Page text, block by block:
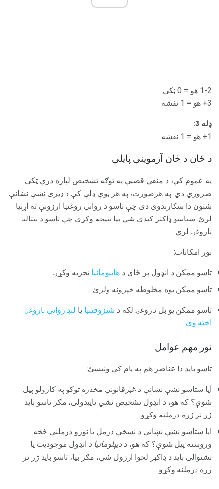
1-2 هو = 0 ټکي
3+ هو = 1 نقشه
ډله 3:
1+ هو = 1 نقشه
د ځان د ځان آزموینې پایلې
په عموم کې، د منفي قضیې په توګه تشخیص لپاره درې ټکي
ضروري دي. په هرصورت، په هر یوې ډلې کې د ډیری نښې نښانې
شتون دا ښکارندوی دی چې تاسو د رواني روغتیا ارزونې ته اړتیا
لرئ. ستاسو ډاکتر کیدی شي بیا نتیجه وکړي چې تاسو د بیتالیا
ناروغۍ لري.
نور امکانات:
تاسو ممکن د انډول پر ځای د هایپومانیا تجربه وکړۍ.
تاسو ممکن یوه مخلوطه خپرونه ولرئ.
تاسو ممکن یو بل ناروغۍ لکه د شیزوفینیا یا لنډ رواني ناروغۍ
اخته وي .
نور مهم عوامل
تاسو باید دا عناصر هم په پام کې ونیسئ:
آیا ستاسو نښې نښانې د غیرقانوني مخدره توکو په کارولو پیل
شوې؟ که هو، د انډول تشخیص نشي تاییدولی، مګر تاسو باید
ژر تر ژره درملنه وکړو.
ایا ستاسو نښې نښانې د نسخې درمل یا نورو درملنې څخه
وروسته پیل شوې؟ که هو، د دیپلوماتیا د انډول موجودیت یا
نشتوالى باید د ډاکټر لخوا ارزول شي، مګر بیا، تاسو باید ژر تر
ژره درملنه وکړو.